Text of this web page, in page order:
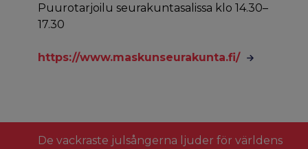
Puurotarjoilu seurakuntasalissa klo 14.30–
17.30
https://www.maskunseurakunta.fi/
De vackraste julsångerna ljuder för världens